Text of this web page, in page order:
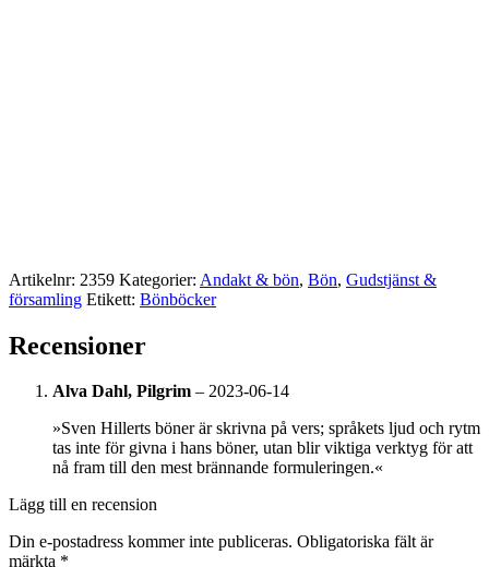
Artikelnr: 2359 Kategorier: Andakt & bön, Bön, Gudstjänst &
församling Etikett: Bönböcker
Recensioner
Alva Dahl, Pilgrim – 2023-06-14
»Sven Hillerts böner är skrivna på vers; språkets ljud och rytm
tas inte för givna i hans böner, utan blir viktiga verktyg för att
nå fram till den mest brännande formuleringen.«
Lägg till en recension
Din e-postadress kommer inte publiceras. Obligatoriska fält är
märkta *